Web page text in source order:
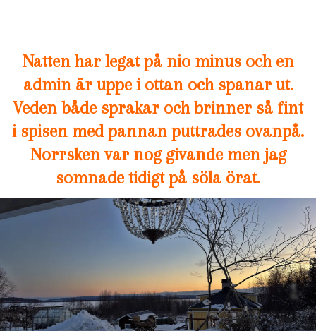
Natten har legat på nio minus och en
admin är uppe i ottan och spanar ut.
Veden både sprakar och brinner så fint
i spisen med pannan puttrades ovanpå.
Norrsken var nog givande men jag
somnade tidigt på söla örat.